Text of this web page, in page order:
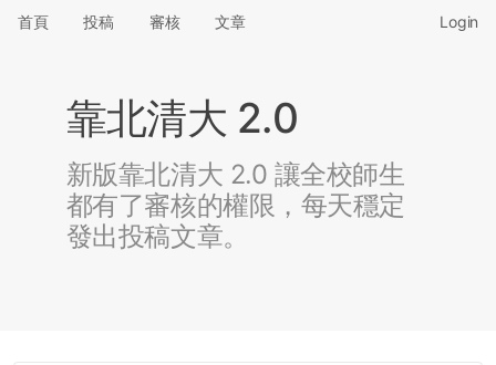
首頁 投稿 審核 文章 Login
靠北清大 2.0
新版靠北清大 2.0 讓全校師生
都有了審核的權限，每天穩定
發出投稿文章。